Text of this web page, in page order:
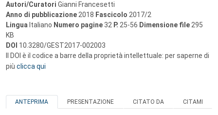
Autori/Curatori Gianni Francesetti
Anno di pubblicazione 2018 Fascicolo 2017/2
Lingua Italiano Numero pagine 32 P. 25-56 Dimensione file 295
KB
DOI 10.3280/GEST2017-002003
Il DOI è il codice a barre della proprietà intellettuale: per saperne di
più clicca qui
ANTEPRIMA PRESENTAZIONE CITATO DA CITAMI